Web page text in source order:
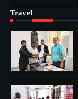
Travel
2